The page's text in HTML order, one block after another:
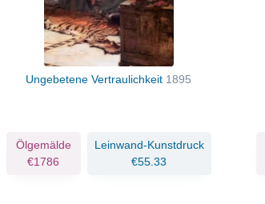
Ungebetene Vertraulichkeit 1895
Ölgemälde
€1786
Leinwand-Kunstdruck
€55.33